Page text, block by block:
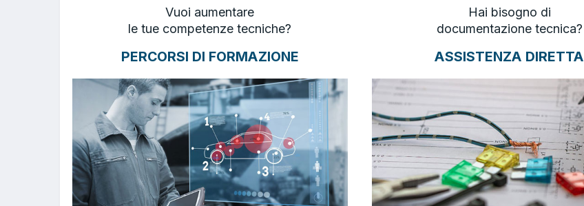
Vuoi aumentare
le tue competenze tecniche?
PERCORSI DI FORMAZIONE
Hai bisogno di
documentazione tecnica?
ASSISTENZA DIRETTA